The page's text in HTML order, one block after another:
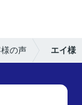
の声 エイ様